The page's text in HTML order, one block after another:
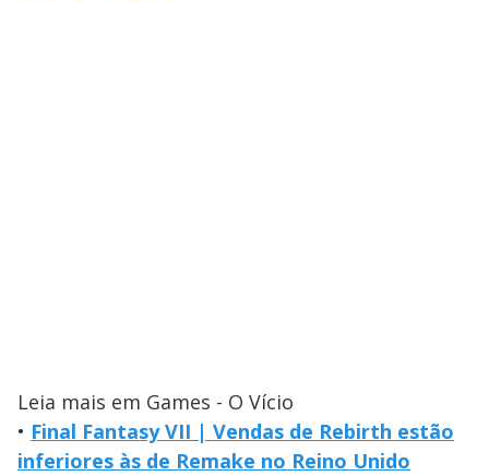
Leia mais em Games - O Vício
• Final Fantasy VII | Vendas de Rebirth estão
inferiores às de Remake no Reino Unido